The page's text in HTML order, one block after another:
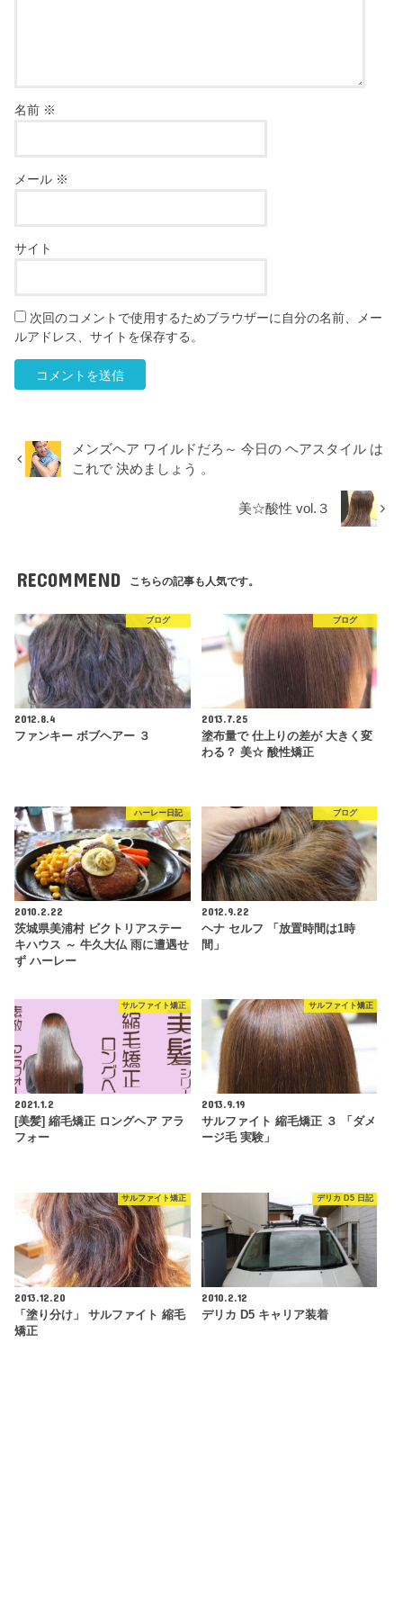
名前 ※
メール ※
サイト
次回のコメントで使用するためブラウザーに自分の名前、メー
ルアドレス、サイトを保存する。
メンズヘア ワイルドだろ～ 今日の ヘアスタイル は
これで 決めましょう 。
美☆酸性 vol.３
RECOMMEND こちらの記事も人気です。
ブログ
2012.8.4
ファンキー ボブヘアー ３
ブログ
2013.7.25
塗布量で 仕上りの差が 大きく変
わる？ 美☆ 酸性矯正
ハーレー日記
2010.2.22
茨城県美浦村 ビクトリアステー
キハウス ～ 牛久大仏 雨に遭遇せ
ず ハーレー
ブログ
2012.9.22
ヘナ セルフ 「放置時間は1時
間」
サルファイト矯正
2021.1.2
[美髪] 縮毛矯正 ロングヘア アラ
フォー
サルファイト矯正
2013.9.19
サルファイト 縮毛矯正 ３ 「ダメ
ージ毛 実験」
サルファイト矯正
2013.12.20
「塗り分け」 サルファイト 縮毛
矯正
デリカ D5 日記
2010.2.12
デリカ D5 キャリア装着